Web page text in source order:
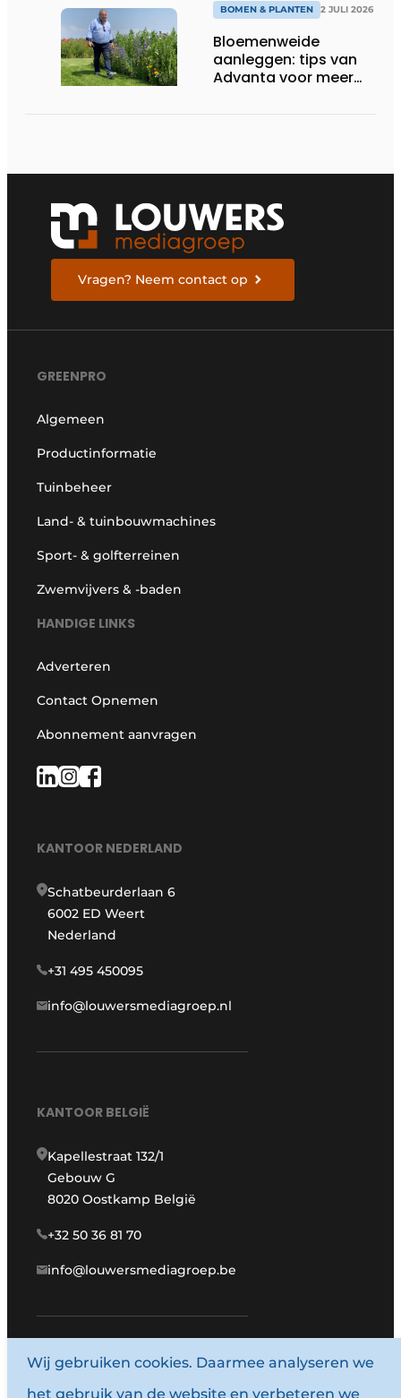
BOMEN & PLANTEN 2 JULI 2026
Bloemenweide
aanleggen: tips van
Advanta voor meer
Vragen? Neem contact op
GREENPRO
Algemeen
Productinformatie
Tuinbeheer
Land- & tuinbouwmachines
Sport- & golfterreinen
Zwemvijvers & -baden
HANDIGE LINKS
Adverteren
Contact Opnemen
Abonnement aanvragen
KANTOOR NEDERLAND
Schatbeurderlaan 6
6002 ED Weert
Nederland
+31 495 450095
info@louwersmediagroep.nl
KANTOOR BELGIË
Kapellestraat 132/1
Gebouw G
8020 Oostkamp België
+32 50 36 81 70
info@louwersmediagroep.be
www.louwersmediagroep.com
© 1987 - 2026 Louwersmediagroep.
Wij gebruiken cookies. Daarmee analyseren we
het gebruik van de website en verbeteren we